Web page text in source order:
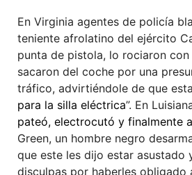
En Virginia agentes de policía
teniente afrolatino del ejército
punta de pistola, lo rociaron
sacaron del coche por una
tráfico, advirtiéndole de que
para la silla eléctrica”. En
pateó, electrocutó y finalmente
Green, un hombre negro
que este les dijo estar asustado
disculpas por haberles obligado